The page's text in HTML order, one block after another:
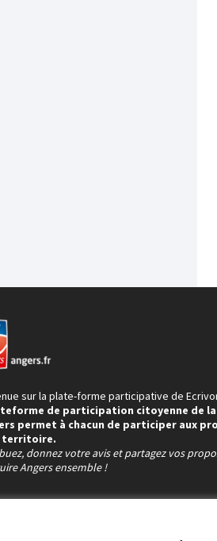
sur la plate-forme participative de
de participation citoyenne de la
permet à chacun de participer aux
territoire.
donnez votre avis et partagez vos
Angers ensemble !